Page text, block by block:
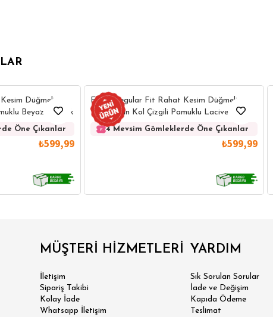
Düğmeli
Beyaz Gömlek
Öne Çıkanlar
₺599,99
Erkek Regular Fit Rahat Kesim Düğmeli
Yaka Uzun Kol Çizgili Pamuklu Lacivert
Gömlek
4 Mevsim Gömleklerde Öne Çıkanlar
₺599,99
MÜŞTERİ HİZMETLERİ
İletişim
Sipariş Takibi
Kolay İade
Whatsapp İletişim
YARDIM
Sık Sorulan Sorular
İade ve Değişim
Kapıda Ödeme
Teslimat